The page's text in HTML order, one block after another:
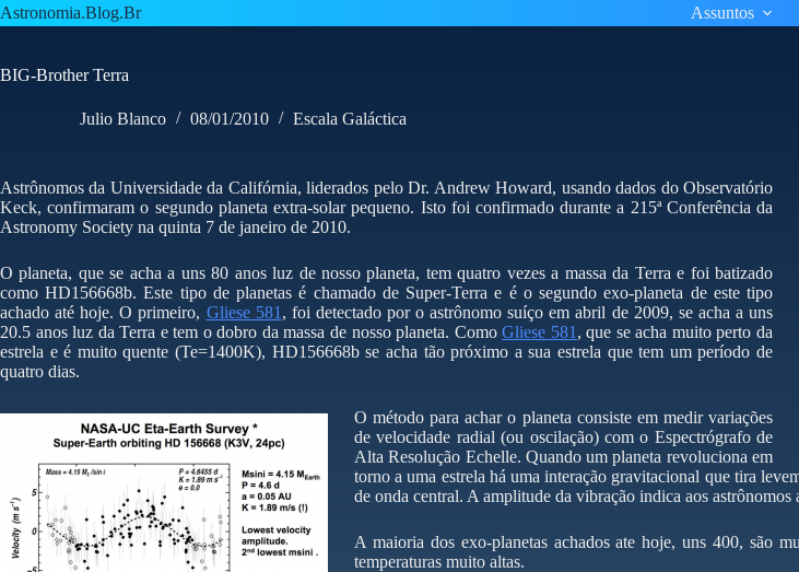
Pular
para
conteúdo
Astronomia.Blog.Br Assuntos
BIG-Brother Terra
Julio Blanco 08/01/2010 Escala Galáctica
Astrônomos da Universidade da Califórnia, liderados pelo Dr. Andrew Howard, usando dados do Observatório
Keck, confirmaram o segundo planeta extra-solar pequeno. Isto foi confirmado durante a 215ª Conferência da
Astronomy Society na quinta 7 de janeiro de 2010.
O planeta, que se acha a uns 80 anos luz de nosso planeta, tem quatro vezes a massa da Terra e foi batizado
como HD156668b. Este tipo de planetas é chamado de Super-Terra e é o segundo exo-planeta de este tipo
achado até hoje. O primeiro, Gliese 581 , foi detectado por o astrônomo suíço em abril de 2009, se acha a uns
20.5 anos luz da Terra e tem o dobro da massa de nosso planeta. ComoGliese 581 , que se acha muito perto da
estrela e é muito quente (Te=1400K), HD156668b se acha tão próximo a sua estrela que tem um período de
quatro dias.
O método para achar o planeta consiste em medir variações
de velocidade radial (ou oscilação) com o Espectrógrafo de
Alta Resolução Echelle. Quando um planeta revoluciona em
torno a uma estrela há uma interação gravitacional que tira
de onda central. A amplitude da vibração indica aos astrônomos
A maioria dos exo-planetas achados ate hoje, uns 400, são
temperaturas muito altas.